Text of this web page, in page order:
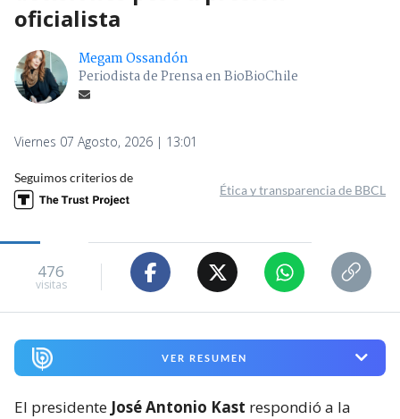
oficialista
Megam Ossandón
Periodista de Prensa en BioBioChile
Viernes 07 Agosto, 2026 | 13:01
Seguimos criterios de
Ética y transparencia de BBCL
476
visitas
VER RESUMEN
El presidente José Antonio Kast respondió a la